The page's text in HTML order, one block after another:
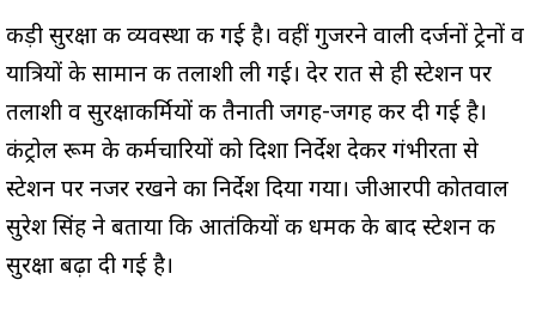
कड़ी सुरक्षा की व्यवस्था की गई है। वहीं गुजरने वाली दर्जनों ट्रेनों व
यात्रियों के सामान की तलाशी ली गई। देर रात से ही स्टेशन पर
तलाशी व सुरक्षाकर्मियों की तैनाती जगह-जगह कर दी गई है।
कंट्रोल रूम के कर्मचारियों को दिशा निर्देश देकर गंभीरता से
स्टेशन पर नजर रखने का निर्देश दिया गया। जीआरपी कोतवाल
सुरेश सिंह ने बताया कि आतंकियों की धमकी के बाद स्टेशन की
सुरक्षा बढ़ा दी गई है।